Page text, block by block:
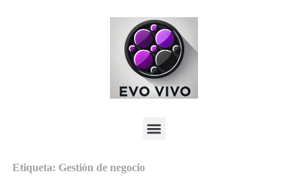
Etiqueta: Gestión de negocio